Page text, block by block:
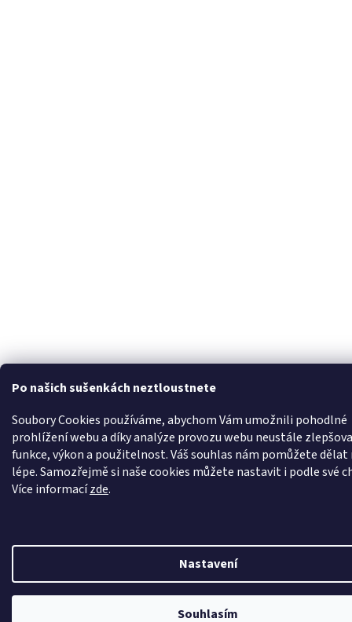
Po našich sušenkách neztloustnete
Soubory Cookies používáme, abychom Vám umožnili pohodlné
prohlížení webu a díky analýze provozu webu neustále
funkce, výkon a použitelnost. Váš souhlas nám pomůžete dělat
lépe. Samozřejmě si naše cookies můžete nastavit i podle své
Více informacízde.
Nastavení
Souhlasím
Nechte se odměnit za váš nákup. Věrní zákazníci jsou pro nás to nejcennější, a